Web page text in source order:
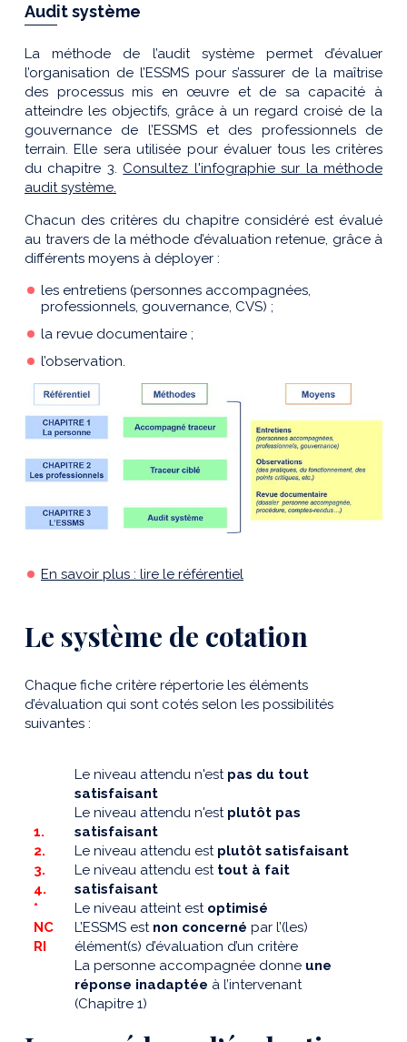
Audit système
La méthode de l’audit système permet d’évaluer
l’organisation de l’ESSMS pour s’assurer de la maîtrise
des processus mis en œuvre et de sa capacité à
atteindre les objectifs, grâce à un regard croisé de la
gouvernance de l’ESSMS et des professionnels de
terrain. Elle sera utilisée pour évaluer tous les critères
du chapitre 3. Consultez l'infographie sur la méthode
audit système.
Chacun des critères du chapitre considéré est évalué
au travers de la méthode d’évaluation retenue, grâce à
différents moyens à déployer :
les entretiens (personnes accompagnées,
professionnels, gouvernance, CVS) ;
la revue documentaire ;
l’observation.
En savoir plus : lire le référentiel
Le système de cotation
Chaque fiche critère répertorie les éléments
d’évaluation qui sont cotés selon les possibilités
suivantes :
1.
2.
3.
4.
*
NC
RI
Le niveau attendu n'est pas du tout
satisfaisant
Le niveau attendu n'est plutôt pas
satisfaisant
Le niveau attendu est plutôt satisfaisant
Le niveau attendu est tout à fait
satisfaisant
Le niveau atteint est optimisé
L’ESSMS est non concerné par l’(les)
élément(s) d’évaluation d’un critère
La personne accompagnée donne une
réponse inadaptée à l’intervenant
(Chapitre 1)